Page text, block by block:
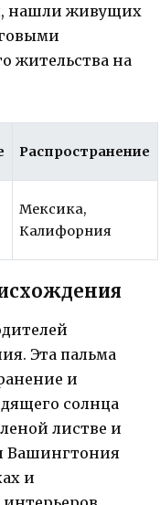
нашли живущих
жительства на
Распространение
Мексика,
Калифорния
Эта пальма
и
солнца
листве и
Вашингтония
и